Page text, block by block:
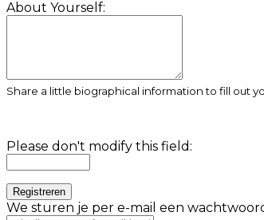
About Yourself:
Share a little biographical information to fill out
Please don't modify this field:
We sturen je per e-mail een